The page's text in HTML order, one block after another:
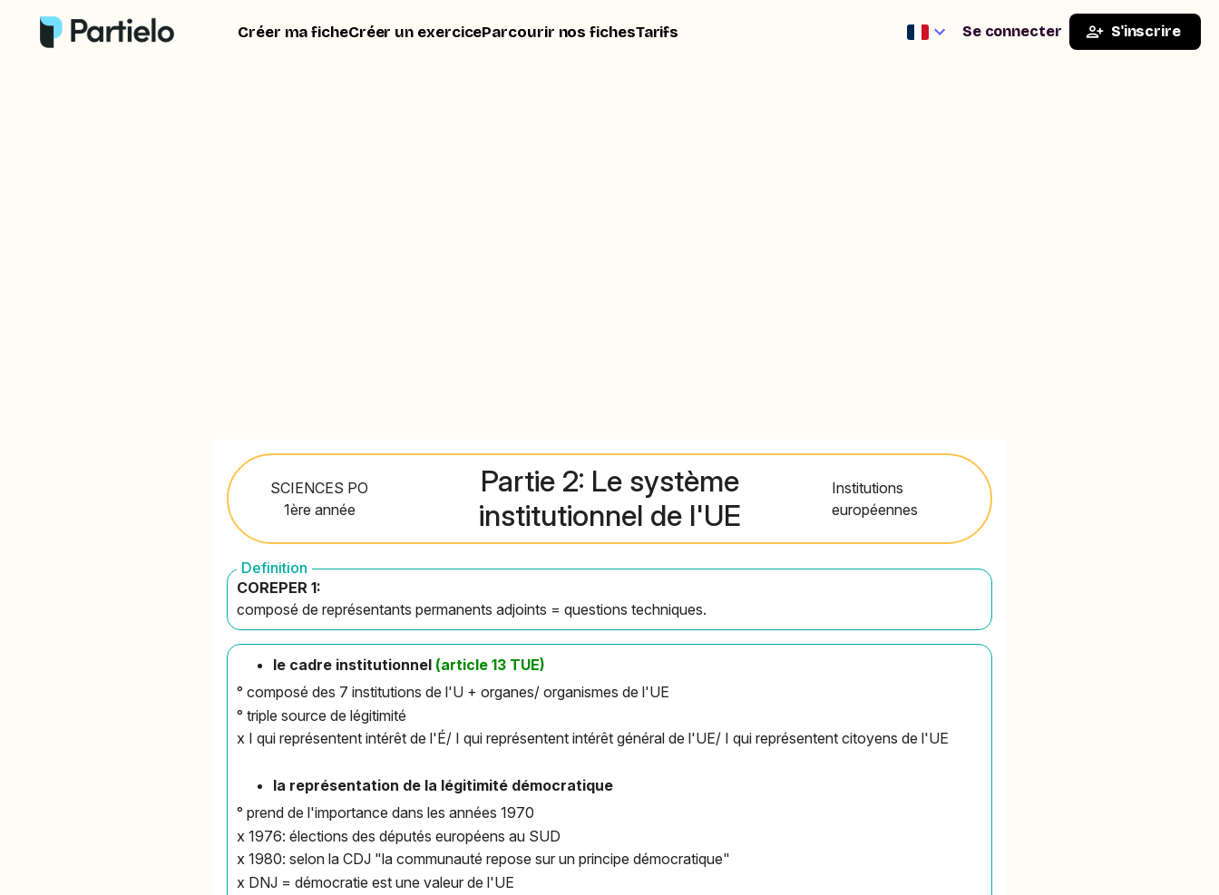
Créer ma ficheCréer un exerciceParcourir nos fichesTarifs Se connecter S'inscrire
SCIENCES PO
1ère année
Partie 2: Le système
institutionnel de l'UE
Institutions
européennes
Definition
COREPER 1:
composé de représentants permanents adjoints = questions techniques.
le cadre institutionnel (article 13 TUE)
° composé des 7 institutions de l'U + organes/ organismes de l'UE
° triple source de légitimité
x I qui représentent intérêt de l'É/ I qui représentent intérêt général de l'UE/ I qui représentent citoyens de l'UE
la représentation de la légitimité démocratique
° prend de l'importance dans les années 1970
x 1976: élections des députés européens au SUD
x 1980: selon la CDJ "la communauté repose sur un principe démocratique"
x DNJ = démocratie est une valeur de l'UE